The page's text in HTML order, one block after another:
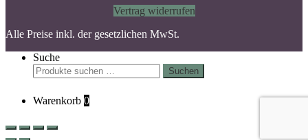
Vertrag widerrufen
Alle Preise inkl. der gesetzlichen MwSt.
Suche
Suchen
nach:
Suchen
Warenkorb 0
Scroll
Up